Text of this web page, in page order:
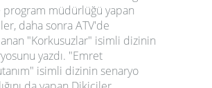
program müdürlüğü yapan
daha sonra ATV'de
"Korkusuzlar" isimli dizinin
yazdı. "Emret
isimli dizinin senaryo